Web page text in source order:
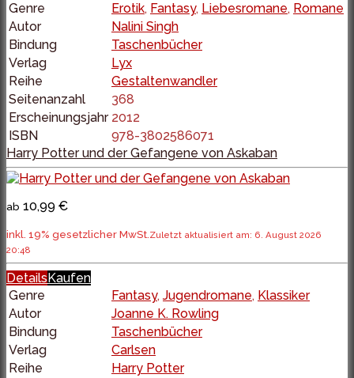
Genre
Erotik, Fantasy, Liebesromane, Romane
Autor
Nalini Singh
Bindung
Taschenbücher
Verlag
Lyx
Reihe
Gestaltenwandler
Seitenanzahl
368
Erscheinungsjahr 2012
ISBN
978-3802586071
Harry Potter und der Gefangene von Askaban
ab 10,99 €
inkl. 19% gesetzlicher MwSt.Zuletzt aktualisiert am: 6. August 2026
20:48
Details Kaufen
Genre
Fantasy, Jugendromane, Klassiker
Autor
Joanne K. Rowling
Bindung
Taschenbücher
Verlag
Carlsen
Reihe
Harry Potter